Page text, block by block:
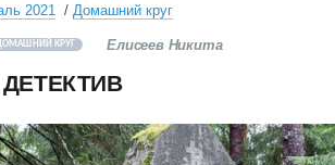
2021 Домашний круг
КРУГ Елисеев Никита